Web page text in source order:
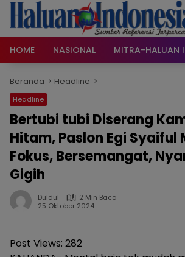
Langsung
konten
HOME
NASIONAL MITRA-HALUAN
Beranda Headline
Headline
Bertubi tubi Diserang
Hitam, Paslon Egi Syaiful
Fokus, Bersemangat,
Gigih
Duldul
2 Min Baca
25 Oktober 2024
Post Views: 282